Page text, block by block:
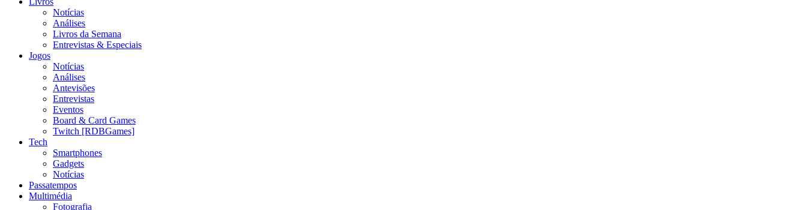
Notícias
Análises
Livros da Semana
Entrevistas & Especiais
Jogos
Notícias
Análises
Antevisões
Entrevistas
Eventos
Board & Card Games
Twitch [RDBGames]
Tech
Smartphones
Gadgets
Notícias
Passatempos
Multimédia
Fotografia